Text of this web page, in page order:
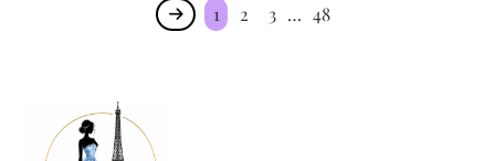
1 2 3 … 48